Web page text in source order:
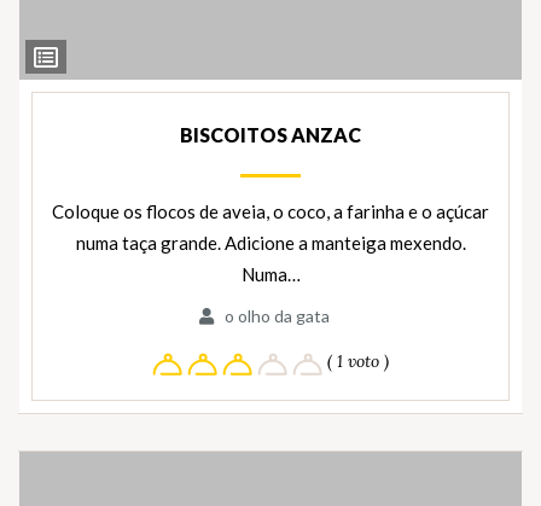
Ver
Ingredientes
BISCOITOS ANZAC
Coloque os flocos de aveia, o coco, a farinha e o açúcar
numa taça grande. Adicione a manteiga mexendo.
Numa…
o olho da gata
( 1 voto )